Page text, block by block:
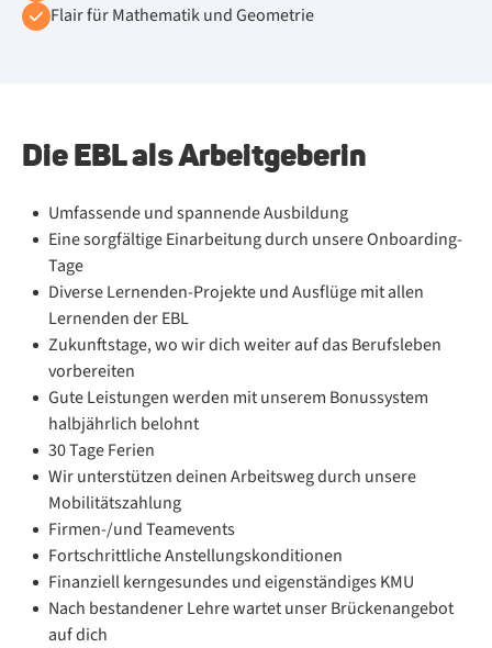
Flair für Mathematik und Geometrie
Die EBL als Arbeitgeberin
Umfassende und spannende Ausbildung
Eine sorgfältige Einarbeitung durch unsere Onboarding-
Tage
Diverse Lernenden-Projekte und Ausflüge mit allen
Lernenden der EBL
Zukunftstage, wo wir dich weiter auf das Berufsleben
vorbereiten
Gute Leistungen werden mit unserem Bonussystem
halbjährlich belohnt
30 Tage Ferien
Wir unterstützen deinen Arbeitsweg durch unsere
Mobilitätszahlung
Firmen-/und Teamevents
Fortschrittliche Anstellungskonditionen
Finanziell kerngesundes und eigenständiges KMU
Nach bestandener Lehre wartet unser Brückenangebot
auf dich